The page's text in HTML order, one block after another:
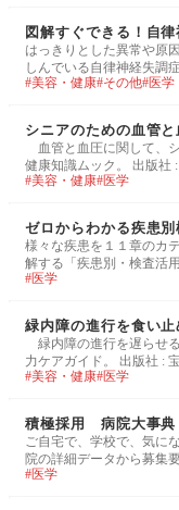
図解すぐできる！自
はっきりとした異常や原
しんでいる自律神経失調
美容・健康 その他 医学
シニアのための血管
血管と血圧に関して、
健康知識ムック。 出版社
美容・健康 医学
ゼロからわかる疾患
様々な疾患を１１章のカ
解する「疾患別・検査活
医学
緑内障の進行を食い
緑内障の進行を遅らせ
力ケアガイド。 出版社 :
美容・健康 医学
積極採用 病院大事典
ご自宅で、学校で、気に
院の詳細データから募集
医学